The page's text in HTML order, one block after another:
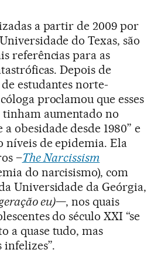
a partir de 2009 por
do Texas, são
referências para as
Depois de
estudantes norte-
proclamou que esses
aumentado no
obesidade desde 1980” e
níveis de epidemia. Ela
–The Narcissism
do narcisismo), com
Universidade da Geórgia,
eu)—, nos quais
do século XXI “se
a quase tudo, mas
infelizes”.